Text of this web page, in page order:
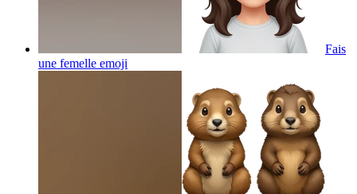
Fais
une femelle emoji